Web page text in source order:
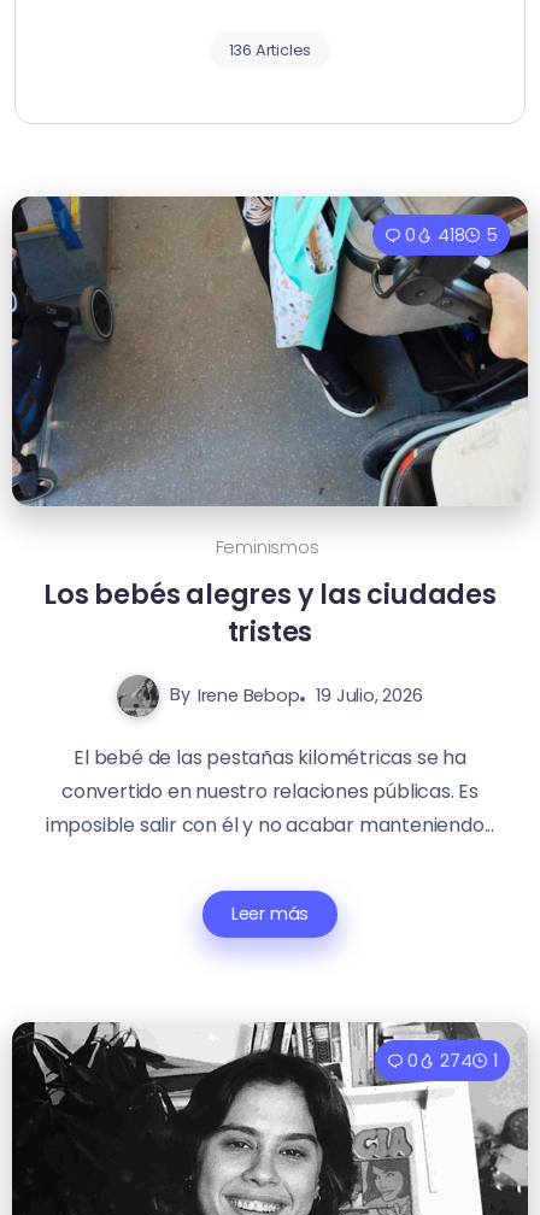
136 Articles
0 418 5
Feminismos
Los bebés alegres y las ciudades
tristes
By Irene Bebop 19 Julio, 2026
El bebé de las pestañas kilométricas se ha
convertido en nuestro relaciones públicas. Es
imposible salir con él y no acabar manteniendo...
Leer más
0 274 1